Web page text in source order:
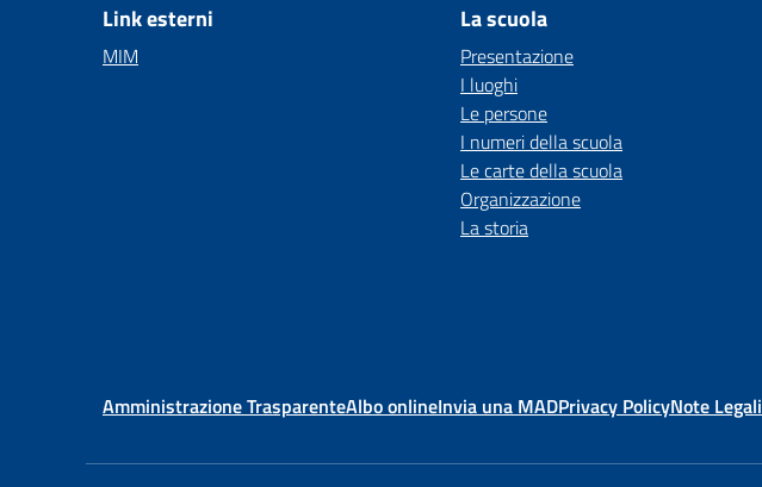
Link esterni
MIM
La scuola
Presentazione
I luoghi
Le persone
I numeri della scuola
Le carte della scuola
Organizzazione
La storia
Amministrazione TrasparenteAlbo onlineInvia una MADPrivacy PolicyNote Legali